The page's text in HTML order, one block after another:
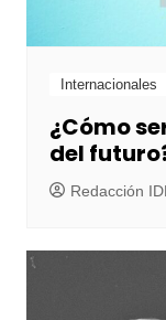
Internacionales
¿Cómo
del
Redacción IDL